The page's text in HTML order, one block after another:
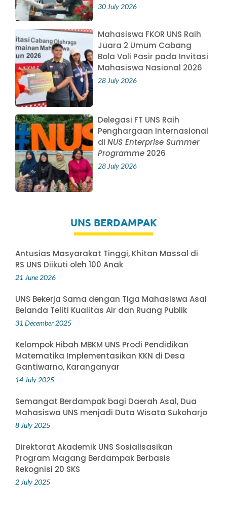
30 July 2026
Mahasiswa FKOR UNS Raih
Juara 2 Umum Cabang
Bola Voli Pasir pada Invitasi
Mahasiswa Nasional 2026
28 July 2026
Delegasi FT UNS Raih
Penghargaan Internasional
diNUS Enterprise Summer
Programme 2026
28 July 2026
UNS BERDAMPAK
Antusias Masyarakat Tinggi, Khitan Massal di
RS UNS Diikuti oleh 100 Anak
21 June 2026
UNS Bekerja Sama dengan Tiga Mahasiswa Asal
Belanda Teliti Kualitas Air dan Ruang Publik
31 December 2025
Kelompok Hibah MBKM UNS Prodi Pendidikan
Matematika Implementasikan KKN di Desa
Gantiwarno, Karanganyar
14 July 2025
Semangat Berdampak bagi Daerah Asal, Dua
Mahasiswa UNS menjadi Duta Wisata Sukoharjo
8 July 2025
Direktorat Akademik UNS Sosialisasikan
Program Magang Berdampak Berbasis
Rekognisi 20 SKS
2 July 2025